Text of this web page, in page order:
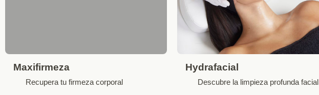
Maxifirmeza
Recupera tu firmeza corporal
Hydrafacial
Descubre la limpieza profunda facial